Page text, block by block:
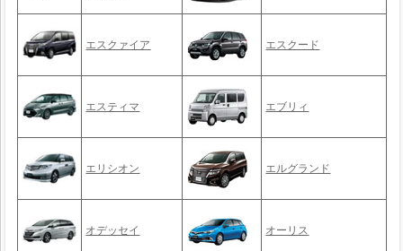
エスクァイア エスクード
エスティマ エブリィ
エリシオン エルグランド
オデッセイ オーリス